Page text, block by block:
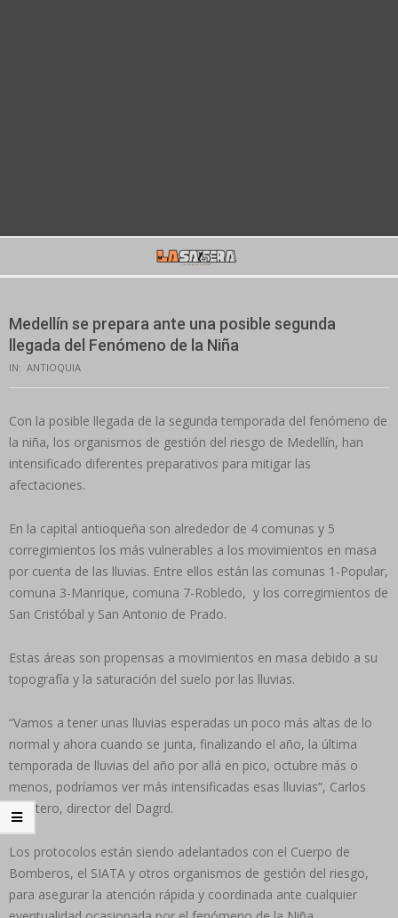
Medellín se prepara ante una posible segunda
llegada del Fenómeno de la Niña
IN: ANTIOQUIA
Con la posible llegada de la segunda temporada del fenómeno de
la niña, los organismos de gestión del riesgo de Medellín, han
intensificado diferentes preparativos para mitigar las
afectaciones.
En la capital antioqueña son alrededor de 4 comunas y 5
corregimientos los más vulnerables a los movimientos en masa
por cuenta de las lluvias. Entre ellos están las comunas 1-Popular,
comuna 3-Manrique, comuna 7-Robledo, y los corregimientos de
San Cristóbal y San Antonio de Prado.
Estas áreas son propensas a movimientos en masa debido a su
topografía y la saturación del suelo por las lluvias.
“Vamos a tener unas lluvias esperadas un poco más altas de lo
normal y ahora cuando se junta, finalizando el año, la última
temporada de lluvias del año por allá en pico, octubre más o
menos, podríamos ver más intensificadas esas lluvias”, Carlos
Quintero, director del Dagrd.
Los protocolos están siendo adelantados con el Cuerpo de
Bomberos, el SIATA y otros organismos de gestión del riesgo,
para asegurar la atención rápida y coordinada ante cualquier